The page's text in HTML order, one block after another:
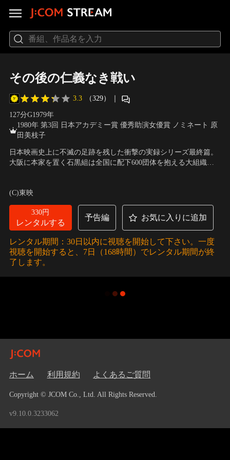
その後の仁義なき戦い
3.3 （329） ｜
127分G1979年
1980年 第3回 日本アカデミー賞 優秀助演女優賞 ノミネート 原
田美枝子
日本映画史上に不滅の足跡を残した衝撃の実録シリーズ最終篇。
大阪に本家を置く石黒組は全国に配下600団体を抱える大組織
ら、親と子が、友人同士が血で血を洗う大抗争が勃発する…。
(C)東映
330円
レンタルする
予告編 お気に入りに追加
レンタル期間：30日以内に視聴を開始して下さい。一度
視聴を開始すると、7日（168時間）でレンタル期間が終
了します。
ホーム 利用規約 よくあるご質問
Copyright © JCOM Co., Ltd. All Rights Reserved.
v9.10.0.3233062